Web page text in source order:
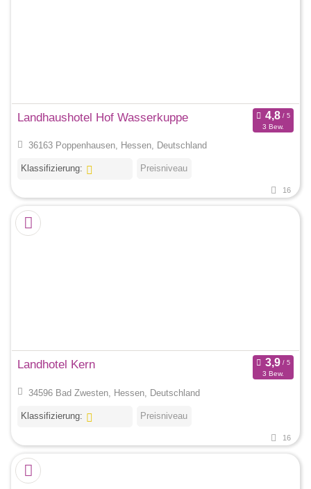
Landhaushotel Hof Wasserkuppe
3 Bew.
36163 Poppenhausen, Hessen, Deutschland
Klassifizierung: Preisniveau
16
Landhotel Kern
3 Bew.
34596 Bad Zwesten, Hessen, Deutschland
Klassifizierung: Preisniveau
16